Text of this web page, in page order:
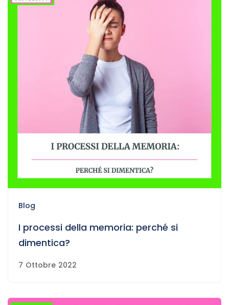
Blog
I processi della memoria: perché si
dimentica?
7 Ottobre 2022